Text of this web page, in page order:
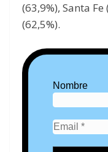
(63,9%), Santa
(62,5%).
Nombre